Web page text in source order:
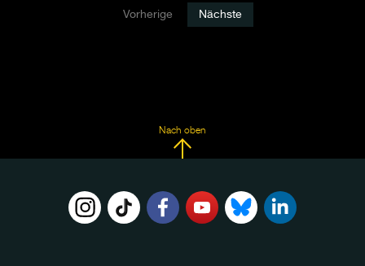
Vorherige Nächste
Nach oben